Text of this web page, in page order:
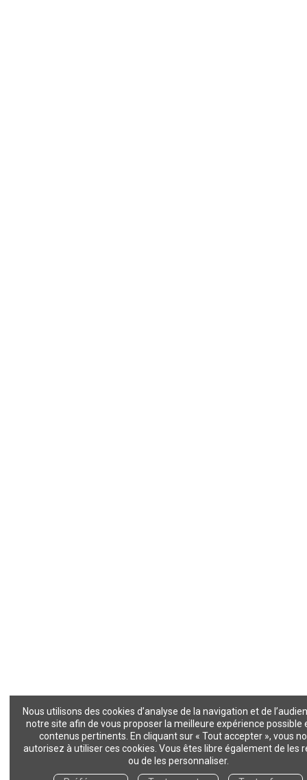
Nous utilisons des cookies d’analyse de la navigation et de
notre site afin de vous proposer la meilleure expérience possible
contenus pertinents. En cliquant sur « Tout accepter », vous
autorisez à utiliser ces cookies. Vous êtes libre également de les
ou de les personnaliser.